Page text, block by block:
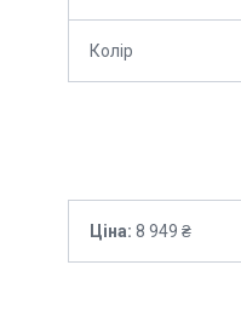
Колір
Ціна: 8 949 ₴